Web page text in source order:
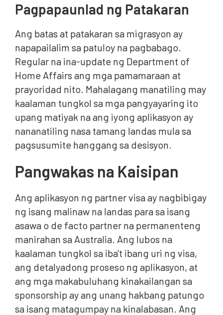
Pagpapaunlad ng Patakaran
Ang batas at patakaran sa migrasyon ay
napapailalim sa patuloy na pagbabago.
Regular na ina-update ng Department of
Home Affairs ang mga pamamaraan at
prayoridad nito. Mahalagang manatiling may
kaalaman tungkol sa mga pangyayaring ito
upang matiyak na ang iyong aplikasyon ay
nananatiling nasa tamang landas mula sa
pagsusumite hanggang sa desisyon.
Pangwakas na Kaisipan
Ang aplikasyon ng partner visa ay nagbibigay
ng isang malinaw na landas para sa isang
asawa o de facto partner na permanenteng
manirahan sa Australia. Ang lubos na
kaalaman tungkol sa iba't ibang uri ng visa,
ang detalyadong proseso ng aplikasyon, at
ang mga makabuluhang kinakailangan sa
sponsorship ay ang unang hakbang patungo
sa isang matagumpay na kinalabasan. Ang